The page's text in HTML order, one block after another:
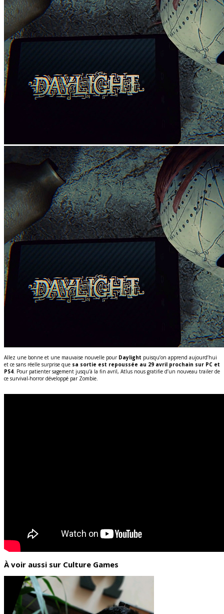
Allez une bonne et une mauvaise nouvelle pour Daylight puisqu’on apprend aujourd’hui
et ce sans réelle surprise que sa sortie est repoussée au 29 avril prochain sur PC et
PS4. Pour patienter sagement jusqu’à la fin avril, Atlus nous gratifie d’un nouveau trailer de
ce survival-horror développé par Zombie.
À voir aussi sur Culture Games